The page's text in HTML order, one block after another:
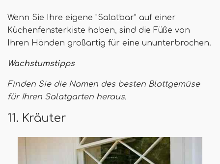
Wenn Sie Ihre eigene "Salatbar" auf einer
Küchenfensterkiste haben, sind die Füße von
Ihren Händen großartig für eine ununterbrochen.
Wachstumstipps
Finden Sie die Namen des besten Blattgemüse
für Ihren Salatgarten heraus.
11. Kräuter